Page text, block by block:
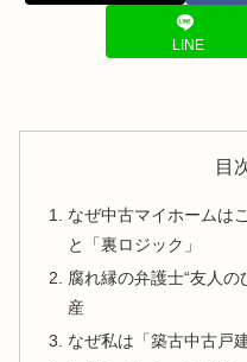
LINE
目
なぜ中古マイホームは
と「裏ロジック」
腐れ縁の弁護士“友人
産
なぜ私は「築古中古戸